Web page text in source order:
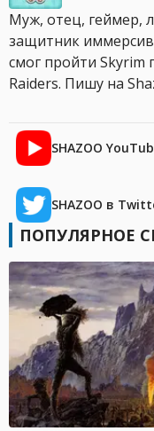
Муж, отец, геймер,
защитник
смог пройти Skyrim
Raiders. Пишу на
SHAZOO
SHAZOO в
ПОПУЛЯРНОЕ